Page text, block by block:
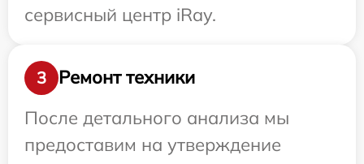
сервисный центр iRay.
3
Ремонт техники
После детального анализа мы
предоставим на утверждение